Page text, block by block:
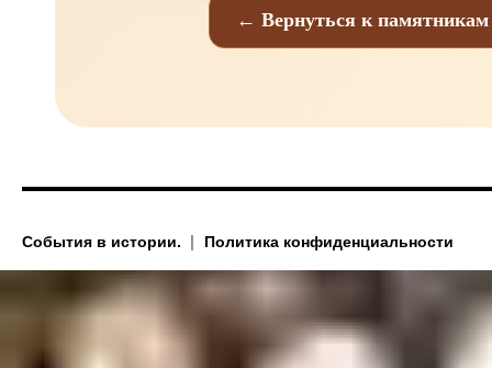
← Вернуться к памятникам
События в истории. Политика конфиденциальности